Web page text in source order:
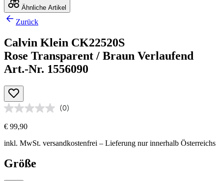
Ähnliche Artikel
Zurück
Calvin Klein CK22520S
Rose Transparent / Braun Verlaufend
Art.-Nr. 1556090
(0)
€ 99,90
inkl. MwSt. versandkostenfrei – Lieferung nur innerhalb Österreichs
Größe